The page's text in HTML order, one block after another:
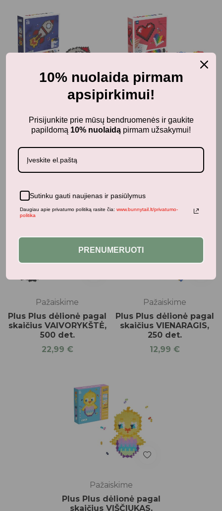
Pažaiskime
Plus Plus dėlionė pagal
22,99
Pažaiskime
Plus Plus dėlionė pagal
Pažaiskime
Plus Plus dėlionė pagal
skaičius VAIVORYKŠTĖ,
500 det.
22,99 €
Pažaiskime
Plus Plus dėlionė pagal
skaičius VIENARAGIS,
250 det.
12,99 €
Pažaiskime
Plus Plus dėlionė pagal
skaičius VIŠČIUKAS,
10% nuolaida pirmam
apsipirkimui!
Prisijunkite prie mūsų bendruomenės ir gaukite
papildomą 10% nuolaidą pirmam užsakymui!
Sutinku gauti naujienas ir pasiūlymus
Daugiau apie privatumo politiką rasite čia: www.bunnytail.lt/privatumo-
politika
PRENUMERUOTI